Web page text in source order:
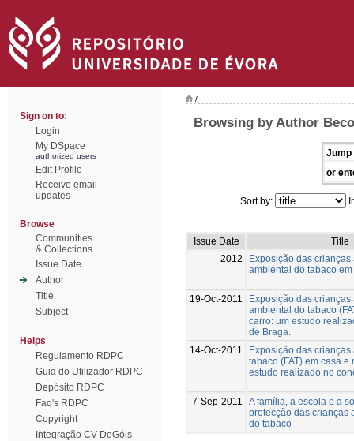
Sign on to:
Login
My DSpace
authorized users
Edit Profile
Receive email
updates
Browse
Communities
& Collections
Issue Date
Author
Title
Subject
Helps
Regulamento RDPC
Guia do Utilizador RDPC
Depósito RDPC
Faq's RDPC
Copyright
Integração CV DeGóis
/
Browsing by Author
Jump
or
Sort by:
Issue Date
Title
2012
Exposição das crianças
ambiental do tabaco
19-Oct-2011
Exposição das crianças
ambiental do tabaco
carro: um estudo
de Braga.
14-Oct-2011
Exposição das crianças
tabaco (FAT) em casa e
estudo realizado no
7-Sep-2011
A família, a escola e a
protecção das crianças
do tabaco